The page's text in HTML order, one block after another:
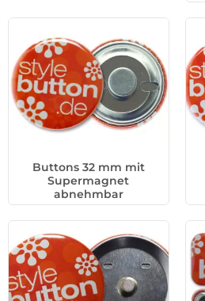
Buttons 32 mm mit
Supermagnet
abnehmbar